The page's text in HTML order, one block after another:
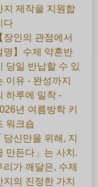
지 제작을 지원합
다
장인의 관점에서
명】수제 약혼반
당일 반납할 수 있
이유 - 완성까지
하루에 밀착 -
년 여름방학 키
워크숍
당신만을 위해, 지
만든다」는 사치.
리가 깨달은, 수제
지의 진정한 가치